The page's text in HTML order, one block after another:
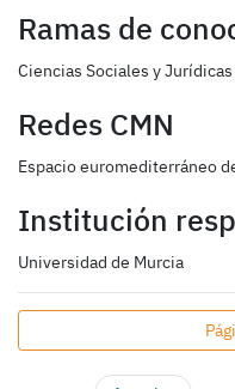
Ramas de
Ciencias Sociales y Jurídicas
Redes CMN
Espacio euromediterráneo
Institución
Universidad de Murcia